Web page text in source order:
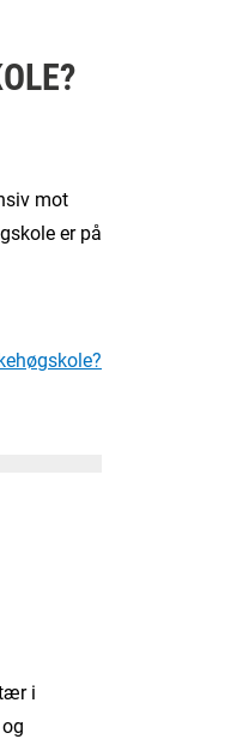
mot
er på
i